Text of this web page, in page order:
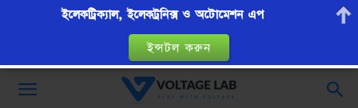
VoltageLab
ইলেকট্রিক্যাল, ইলেকট্রনিক্স ও অটোমেশন এপ
ইন্সটল করুন